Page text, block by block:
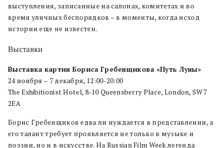
выступления, записанные на салонах, комитетах и во
время уличных беспорядков – в моменты, когда исход
истории еще не известен.
Выставки
Выставка картин Бориса Гребенщикова «Путь Луны»
24 ноября – 7 декабря, 12:00-20:00
The Exhibitionist Hotel, 8-10 Queensberry Place, London, SW7
2EA
Борис Гребенщиков едва ли нуждается в представлении, а
его талант требует проявляется не только в музыке и
поэзии, но и в искусстве. На Russian Film Week легенда